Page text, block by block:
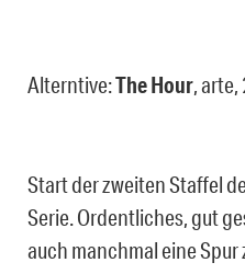
Alterntive:The Hour,
Start der zweiten Staffel
Serie. Ordentliches, gut
auch manchmal eine Spur